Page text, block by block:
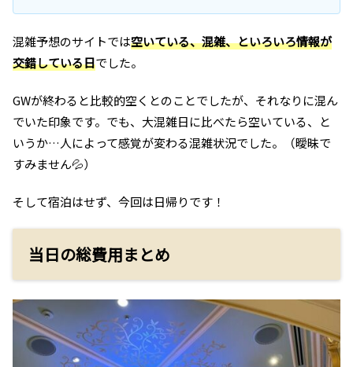
混雑予想のサイトでは空いている、混雑、といろいろ情報が
交錯している日でした。
GWが終わると比較的空くとのことでしたが、それなりに混ん
でいた印象です。でも、大混雑日に比べたら空いている、と
いうか…人によって感覚が変わる混雑状況でした。（曖昧で
すみません💦）
そして宿泊はせず、今回は日帰りです！
当日の総費用まとめ